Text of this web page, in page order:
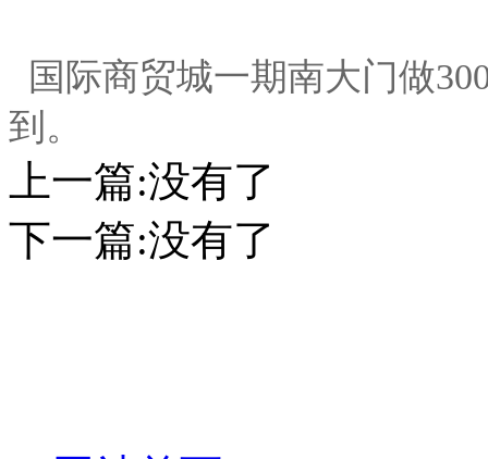
国际商贸城一期南大门做
到。
上一篇:没有了
下一篇:没有了